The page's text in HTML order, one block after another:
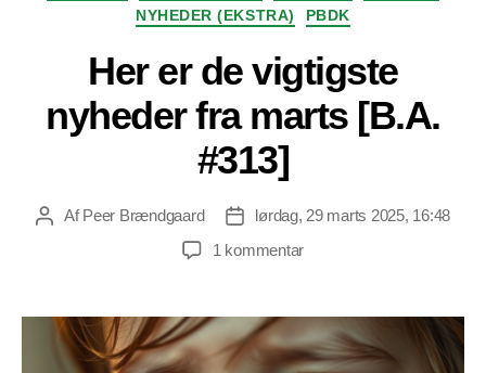
NYHEDER (EKSTRA)
PBDK
Her er de vigtigste
nyheder fra marts [B.A.
#313]
Indlægsforfatter
AfPeer Brændgaard Indlægsdato
lørdag, 29 marts 2025, 16:48
1 kommentartil
de
vigtigste
nyheder